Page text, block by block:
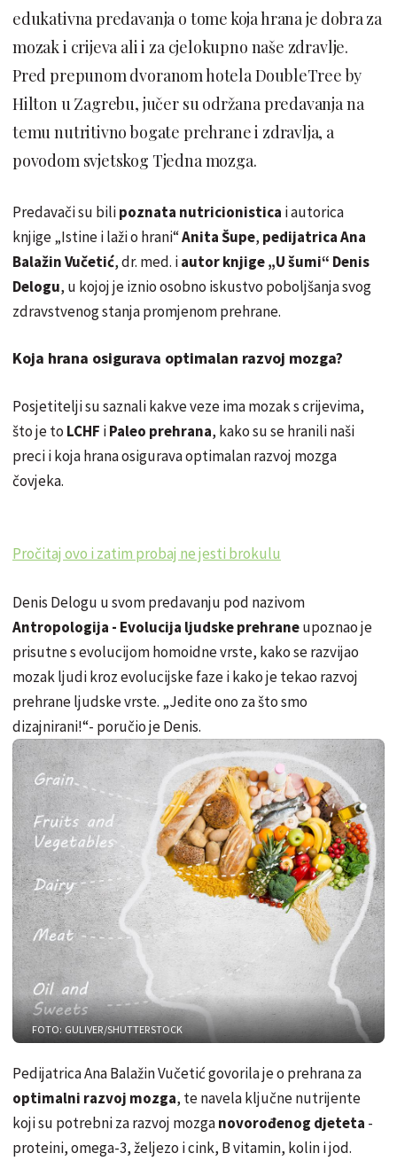
edukativna predavanja o tome koja hrana je dobra za
mozak i crijeva ali i za cjelokupno naše zdravlje.
Pred prepunom dvoranom hotela DoubleTree by
Hilton u Zagrebu, jučer su održana predavanja na
temu nutritivno bogate prehrane i zdravlja, a
povodom svjetskog Tjedna mozga.
Predavači su bilipoznata nutricionistica i autorica
knjige „Istine i laži o hrani“Anita Šupe, pedijatrica Ana
Balažin Vučetić, dr. med. iautor knjige „U šumi“ Denis
Delogu, u kojoj je iznio osobno iskustvo poboljšanja svog
zdravstvenog stanja promjenom prehrane.
Koja hrana osigurava optimalan razvoj mozga?
Posjetitelji su saznali kakve veze ima mozak s crijevima,
što je to LCHF iPaleo prehrana, kako su se hranili naši
preci i koja hrana osigurava optimalan razvoj mozga
čovjeka.
Pročitaj ovo i zatim probaj ne jesti brokulu
Denis Delogu u svom predavanju pod nazivom
Antropologija - Evolucija ljudske prehraneupoznao je
prisutne s evolucijom homoidne vrste, kako se razvijao
mozak ljudi kroz evolucijske faze i kako je tekao razvoj
prehrane ljudske vrste. „Jedite ono za što smo
dizajnirani!“- poručio je Denis.
FOTO: GULIVER/SHUTTERSTOCK
Pedijatrica Ana Balažin Vučetić govorila je o prehrana za
optimalni razvoj mozga, te navela ključne nutrijente
koji su potrebni za razvoj mozganovorođenog djeteta -
proteini, omega-3, željezo i cink, B vitamin, kolin i jod.